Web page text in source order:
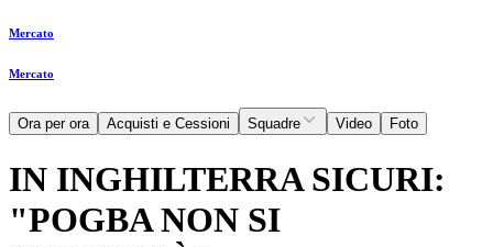
Mercato
Mercato
Ora per ora Acquisti e Cessioni Squadre Video Foto
IN INGHILTERRA SICURI:
"POGBA NON SI